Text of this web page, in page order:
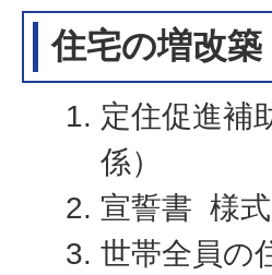
住宅の増改
定住促進補
係）
宣誓書 様
世帯全員の